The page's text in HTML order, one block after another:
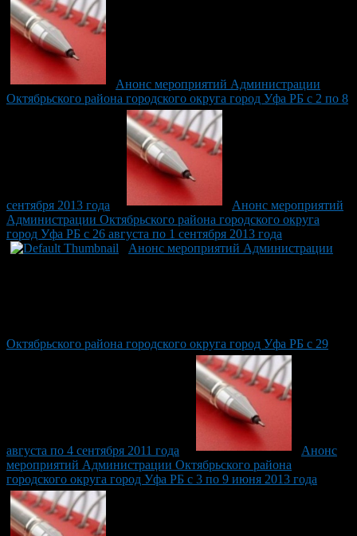
Анонс мероприятий Администрации
Октябрьского района городского округа город Уфа РБ с 2 по 8
сентября 2013 года
Анонс мероприятий
Администрации Октябрьского района городского округа
город Уфа РБ с 26 августа по 1 сентября 2013 года
Анонс мероприятий Администрации
Октябрьского района городского округа город Уфа РБ с 29
августа по 4 сентября 2011 года
Анонс
мероприятий Администрации Октябрьского района
городского округа город Уфа РБ с 3 по 9 июня 2013 года